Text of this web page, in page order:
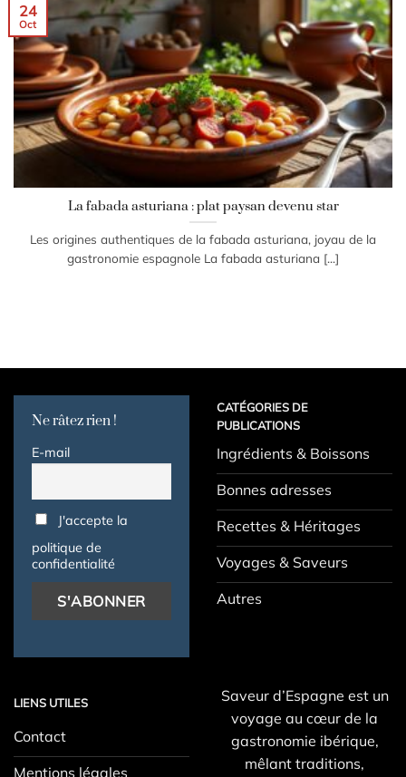
La fabada asturiana : plat paysan devenu star
Les origines authentiques de la fabada asturiana, joyau de la
gastronomie espagnole La fabada asturiana [...]
24
Oct
Ne râtez rien !
E-mail
J'accepte la
politique de
confidentialité
CATÉGORIES DE
PUBLICATIONS
Ingrédients & Boissons
Bonnes adresses
Recettes & Héritages
Voyages & Saveurs
Autres
LIENS UTILES
Contact
Mentions légales
Saveur d’Espagne est un
voyage au cœur de la
gastronomie ibérique,
mêlant traditions,